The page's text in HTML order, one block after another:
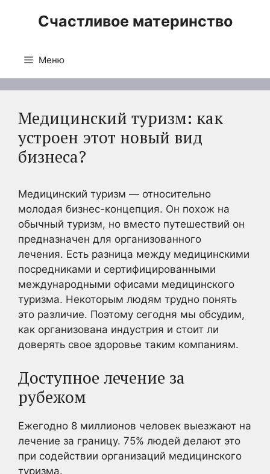
Счастливое материнство
Меню
Медицинский туризм: как
устроен этот новый вид
бизнеса?
Медицинский туризм — относительно
молодая бизнес-концепция. Он похож на
обычный туризм, но вместо путешествий он
предназначен для организованного
лечения. Есть разница между медицинскими
посредниками и сертифицированными
международными офисами медицинского
туризма. Некоторым людям трудно понять
это различие. Поэтому сегодня мы обсудим,
как организована индустрия и стоит ли
доверять свое здоровье таким компаниям.
Доступное лечение за
рубежом
Ежегодно 8 миллионов человек выезжают на
лечение за границу. 75% людей делают это
при содействии организаций медицинского
туризма.